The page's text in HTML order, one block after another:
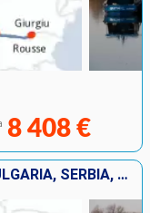
8 408 €
ROMANIA, GERMANIA, AUSTRIA, BULGARIA, SERBIA, SLOVACCHIA, CROAZIA, UNGHERIA